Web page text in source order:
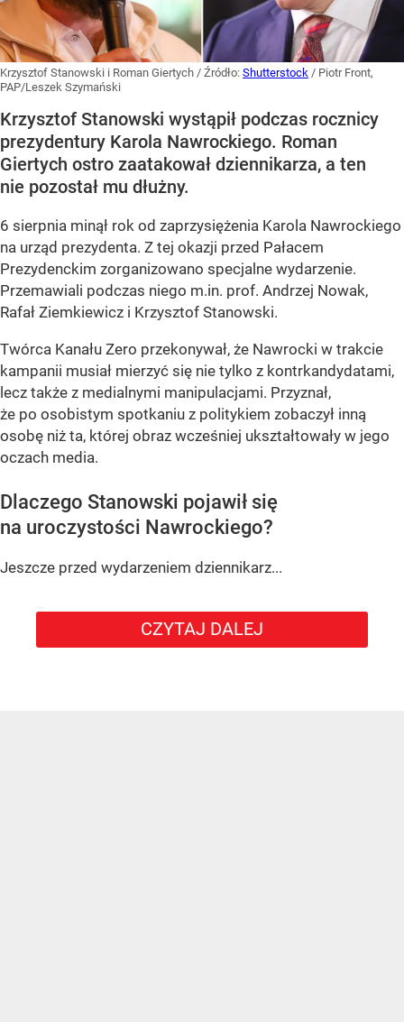
Krzysztof Stanowski i Roman Giertych / Źródło: Shutterstock / Piotr Front,
PAP/Leszek Szymański
Krzysztof Stanowski wystąpił podczas rocznicy
prezydentury Karola Nawrockiego. Roman
Giertych ostro zaatakował dziennikarza, a ten
nie pozostał mu dłużny.
6 sierpnia minął rok od zaprzysiężenia Karola Nawrockiego
na urząd prezydenta. Z tej okazji przed Pałacem
Prezydenckim zorganizowano specjalne wydarzenie.
Przemawiali podczas niego m.in. prof. Andrzej Nowak,
Rafał Ziemkiewicz i Krzysztof Stanowski.
Twórca Kanału Zero przekonywał, że Nawrocki w trakcie
kampanii musiał mierzyć się nie tylko z kontrkandydatami,
lecz także z medialnymi manipulacjami. Przyznał,
że po osobistym spotkaniu z politykiem zobaczył inną
osobę niż ta, której obraz wcześniej ukształtowały w jego
oczach media.
Dlaczego Stanowski pojawił się
na uroczystości Nawrockiego?
Jeszcze przed wydarzeniem dziennikarz...
CZYTAJ DALEJ